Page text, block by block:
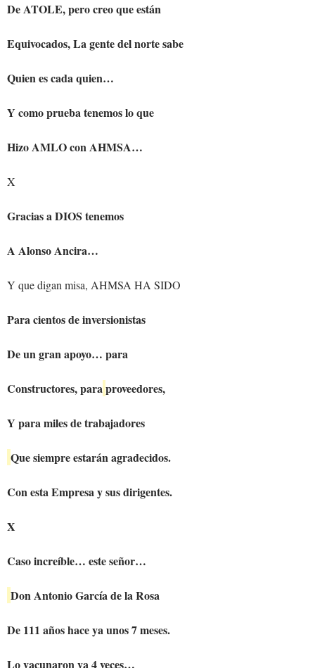
De ATOLE, pero creo que están
Equivocados, La gente del norte sabe
Quien es cada quien…
Y como prueba tenemos lo que
Hizo AMLO con AHMSA…
X
Gracias a DIOS tenemos
A Alonso Ancira…
Y que digan misa, AHMSA HA SIDO
Para cientos de inversionistas
De un gran apoyo… para
Constructores, paraproveedores,
Y para miles de trabajadores
Que siempre estarán agradecidos.
Con esta Empresa y sus dirigentes.
X
Caso increíble… este señor…
Don Antonio García de la Rosa
De 111 años hace ya unos 7 meses.
Lo vacunaron ya 4 veces…